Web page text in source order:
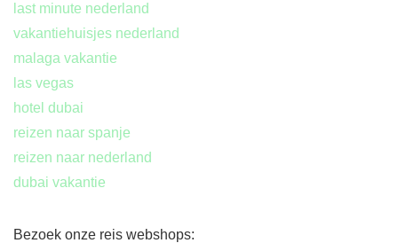
last minute nederland
vakantiehuisjes nederland
malaga vakantie
las vegas
hotel dubai
reizen naar spanje
reizen naar nederland
dubai vakantie
Bezoek onze reis webshops: